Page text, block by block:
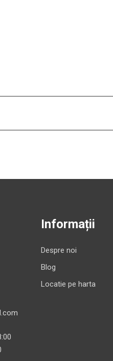
Informații
Despre noi
Blog
Locatie pe harta